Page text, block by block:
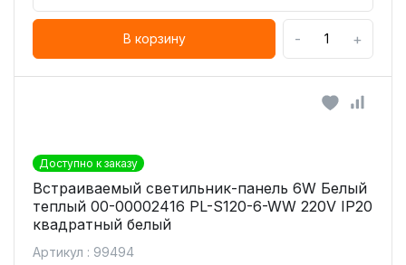
В корзину - +
Доступно к заказу
Встраиваемый светильник-панель 6W Белый
теплый 00-00002416 PL-S120-6-WW 220V IP20
квадратный белый
Артикул : 99494